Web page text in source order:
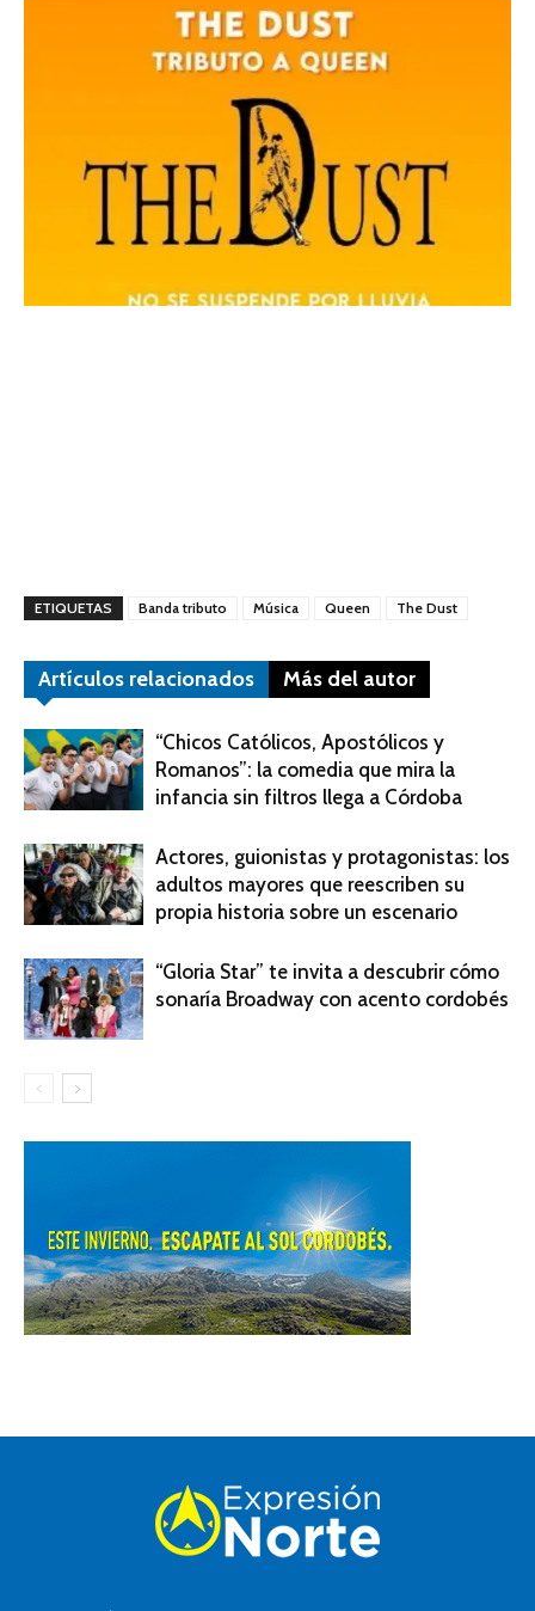
ETIQUETAS Banda tributo Música Queen The Dust
Artículos relacionados Más del autor
“Chicos Católicos, Apostólicos y
Romanos”: la comedia que mira la
infancia sin filtros llega a Córdoba
Actores, guionistas y protagonistas: los
adultos mayores que reescriben su
propia historia sobre un escenario
“Gloria Star” te invita a descubrir cómo
sonaría Broadway con acento cordobés